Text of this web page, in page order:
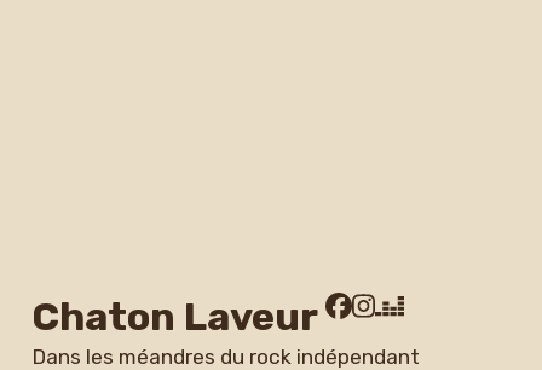
Chaton Laveur
Dans les méandres du rock indépendant